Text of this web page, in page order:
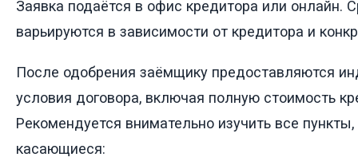
Заявка подаётся в офис кредитора или онлайн.
варьируются в зависимости от кредитора и
После одобрения заёмщику предоставляются
условия договора, включая полную стоимость
Рекомендуется внимательно изучить все
касающиеся: